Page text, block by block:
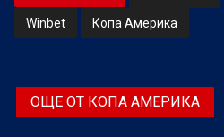
Winbet Копа Америка
ОЩЕ ОТ КОПА АМЕРИКА